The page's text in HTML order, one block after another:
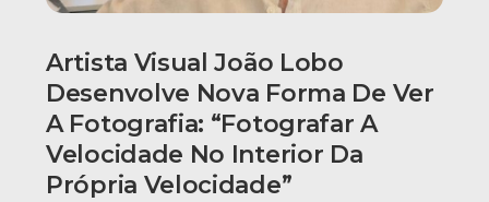
Artista Visual João Lobo
Desenvolve Nova Forma De Ver
A Fotografia: “fotografar A
Velocidade No Interior Da
Própria Velocidade”